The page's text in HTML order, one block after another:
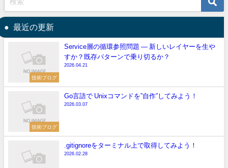
最近の更新
技術ブログ
Service層の循環参照問題 — 新しいレイヤーを生や
すか？既存パターンで乗り切るか？
2026.04.21
技術ブログ
Go言語で Unixコマンドを”自作”してみよう！
2026.03.07
.gitignoreをターミナル上で取得してみよう！
2026.02.28